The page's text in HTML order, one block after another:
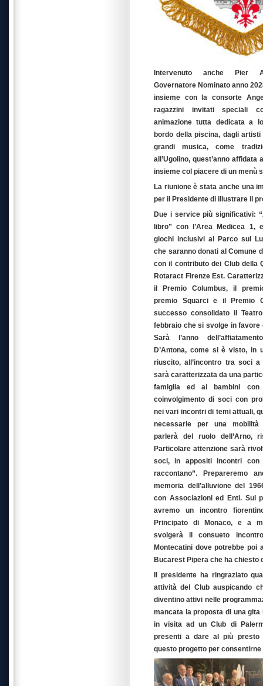
Intervenuto anche Pier
Governatore Nominato anno
insieme con la consorte
ragazzini invitati speciali
animazione tutta dedicata a
bordo della piscina, dagli
grandi musica, come
all’Ugolino, quest’anno affidata
insieme col piacere di un menù
La riunione è stata anche una
per il Presidente di illustrare il
Due i service più significativi:
libro” con l’Area Medicea 1,
giochi inclusivi al Parco sul
che saranno donati al Comune
con il contributo dei Club della
Rotaract Firenze Est.
il Premio Columbus, il
premio Squarci e il Premio
successo consolidato il
febbraio che si svolge in favore
Sarà l’anno
D’Antona, come si è visto, in
riuscito, all’incontro tra soci a
sarà caratterizzata da una
famiglia ed ai bambini
coinvolgimento di soci con
nei vari incontri di temi attuali,
necessarie per una
parlerà del ruolo dell’Arno,
Particolare attenzione sarà
soci, in appositi incontri
raccontano”. Prepareremo
memoria dell’alluvione del
con Associazioni ed Enti. Sul
avremo un incontro
Principato di Monaco, e a
svolgerà il consueto
Montecatini dove potrebbe poi
Bucarest Pipera che ha chiesto
Il presidente ha ringraziato
attività del Club auspicando
diventino attivi nelle
mancata la proposta di una
in visita ad un Club di
presenti a dare al più presto
questo progetto per